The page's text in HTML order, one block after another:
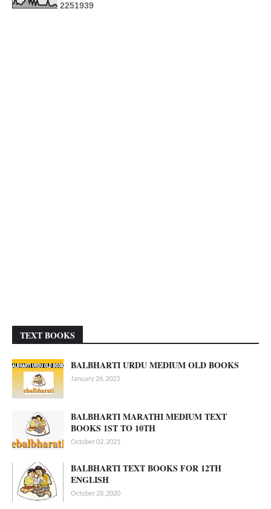
2251939
TEXT BOOKS
BALBHARTI URDU MEDIUM OLD BOOKS
January 26, 2023
BALBHARTI MARATHI MEDIUM TEXT
BOOKS 1ST TO 10TH
October 02, 2021
BALBHARTI TEXT BOOKS FOR 12TH
ENGLISH
October 28, 2020